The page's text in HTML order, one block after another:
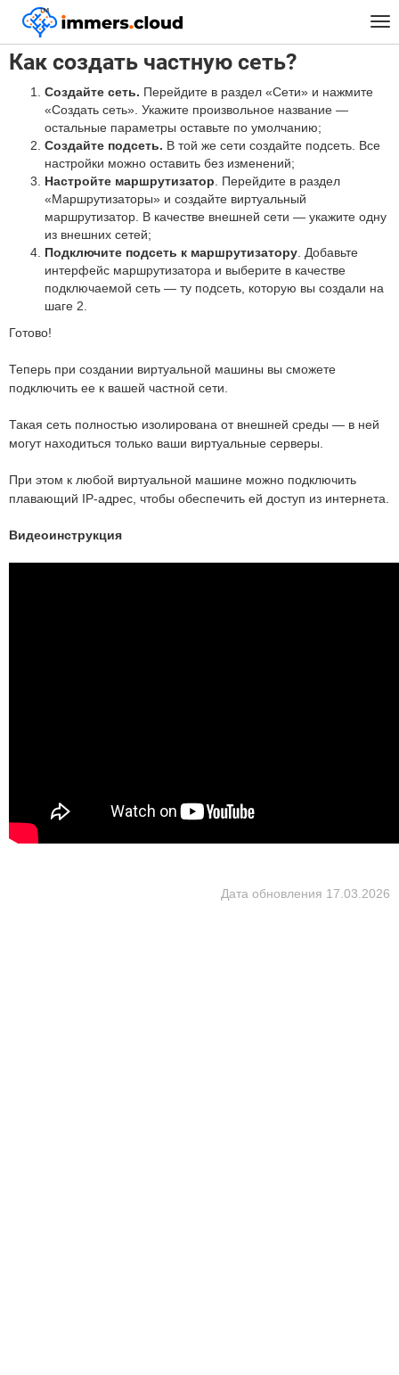
™
Главная FAQ Как создать частную сеть?
Как создать частную сеть?
Создайте сеть. Перейдите в раздел «Сети» и нажмите
«Создать сеть». Укажите произвольное название —
остальные параметры оставьте по умолчанию;
Создайте подсеть. В той же сети создайте подсеть. Все
настройки можно оставить без изменений;
Настройте маршрутизатор . Перейдите в раздел
«Маршрутизаторы» и создайте виртуальный
маршрутизатор. В качестве внешней сети — укажите одну
из внешних сетей;
Подключите подсеть к маршрутизатору . Добавьте
интерфейс маршрутизатора и выберите в качестве
подключаемой сеть — ту подсеть, которую вы создали на
шаге 2.
Готово!
Теперь при создании виртуальной машины вы сможете
подключить ее к вашей частной сети.
Такая сеть полностью изолирована от внешней среды — в ней
могут находиться только ваши виртуальные серверы.
При этом к любой виртуальной машине можно подключить
плавающий IP-адрес, чтобы обеспечить ей доступ из интернета.
Видеоинструкция
Дата обновления 17.03.2026